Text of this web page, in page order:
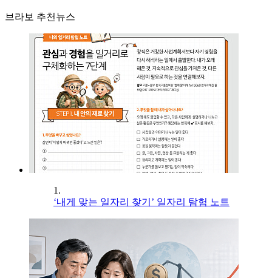
브라보 추천뉴스
1.
‘내게 맞는 일자리 찾기’ 일자리 탐험 노트